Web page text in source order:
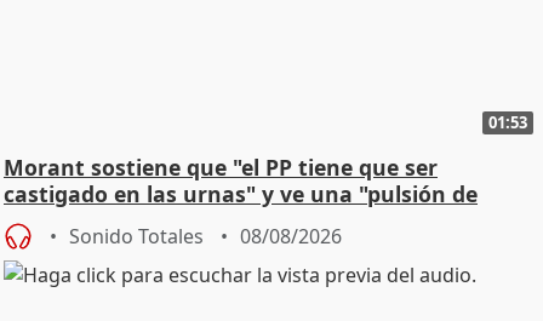
01:53
Morant sostiene que "el PP tiene que ser
castigado en las urnas" y ve una "pulsión de
cambio"
Sonido Totales 08/08/2026